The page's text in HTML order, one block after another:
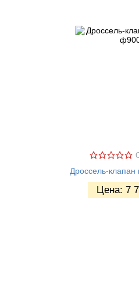
Дроссель-
Цена: 7